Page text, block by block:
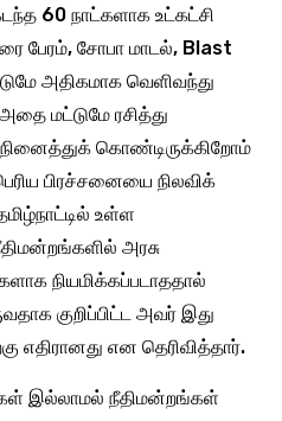
60 நாட்களாக உட்கட்சி
பேரம், சோபா மாடல், Blast
அதிகமாக வெளிவந்து
மட்டுமே ரசித்து
கொண்டிருக்கிறோம்
பிரச்சனையை நிலவிக்
உள்ள
அரசு
நியமிக்கப்படாததால்
குறிப்பிட்ட அவர் இது
எதிரானது என தெரிவித்தார்.
இல்லாமல் நீதிமன்றங்கள்